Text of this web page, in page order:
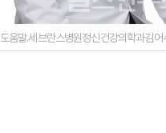
도움말.세브란스병원정신건강의학과김어